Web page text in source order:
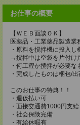
お仕事の概要
【ＷＥＢ面談ＯＫ】
医薬品・工業薬品製造業
・原料を撹拌機に投入し
→撹拌中は空袋を片付け
・何工程か攪拌が必要
・完成したものは梱包/
このお仕事の特典！！
・週仮払い可
・面接交通費1000円支給
・社会保険完備
・有給休暇有